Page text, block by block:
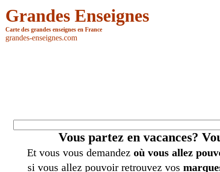
Grandes Enseignes
Carte des grandes enseignes en France
grandes-enseignes.com
Vous partez en vacances?
Et vous vous demandez où vous allez
si vous allez pouvoir retrouvez vos